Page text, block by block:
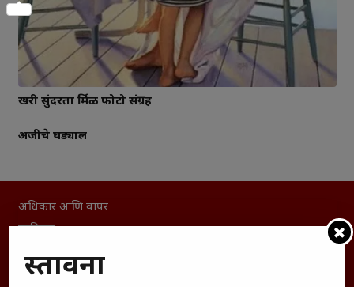
खरी सुंदरता दुर्मिळ फोटो संग्रह
अजीचे घड्याल
अधिकार आणि वापर
जाहिरात
विशेष
Share
प्रस्तावना